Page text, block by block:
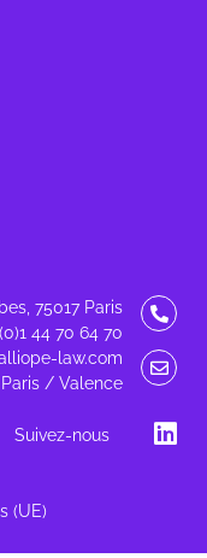
75017 Paris
44 70 64 70
law.com
Paris / Valence
Suivez-nous
(UE)